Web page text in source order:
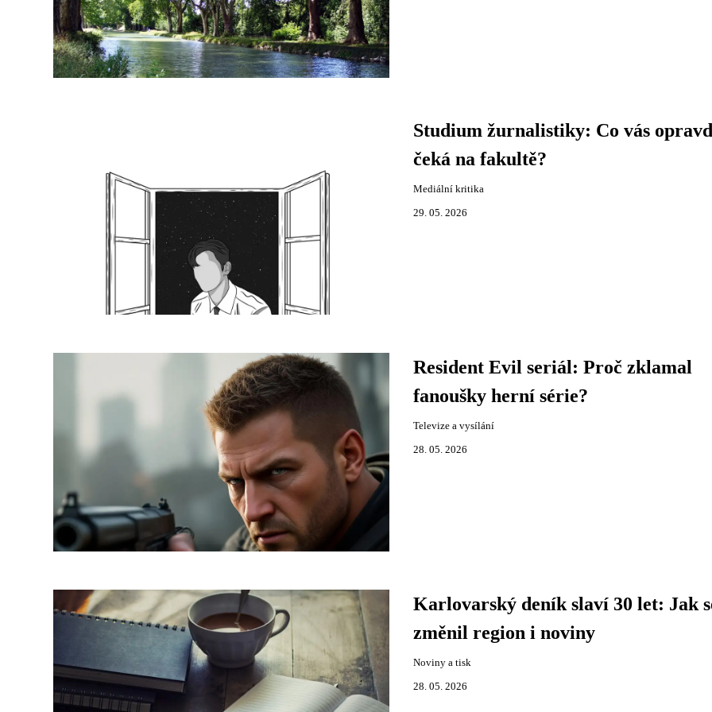
Studium žurnalistiky: Co vás
čeká na fakultě?
Mediální kritika
29. 05. 2026
Resident Evil seriál: Proč zklamal
fanoušky herní série?
Televize a vysílání
28. 05. 2026
Karlovarský deník slaví 30 let: Jak
změnil region i noviny
Noviny a tisk
28. 05. 2026